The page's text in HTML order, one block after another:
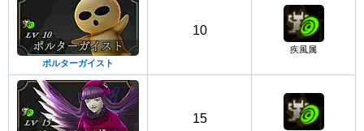
ポルターガイスト
10
疾風属
15